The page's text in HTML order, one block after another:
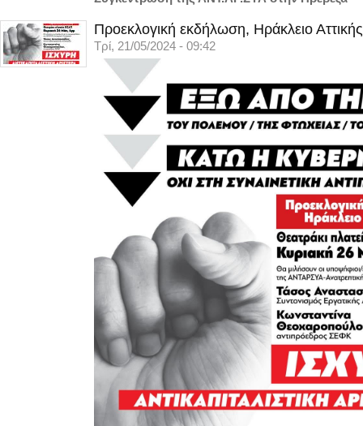
Προεκλογική εκδήλωση, Ηράκλειο
Τρί, 21/05/2024 - 09:42